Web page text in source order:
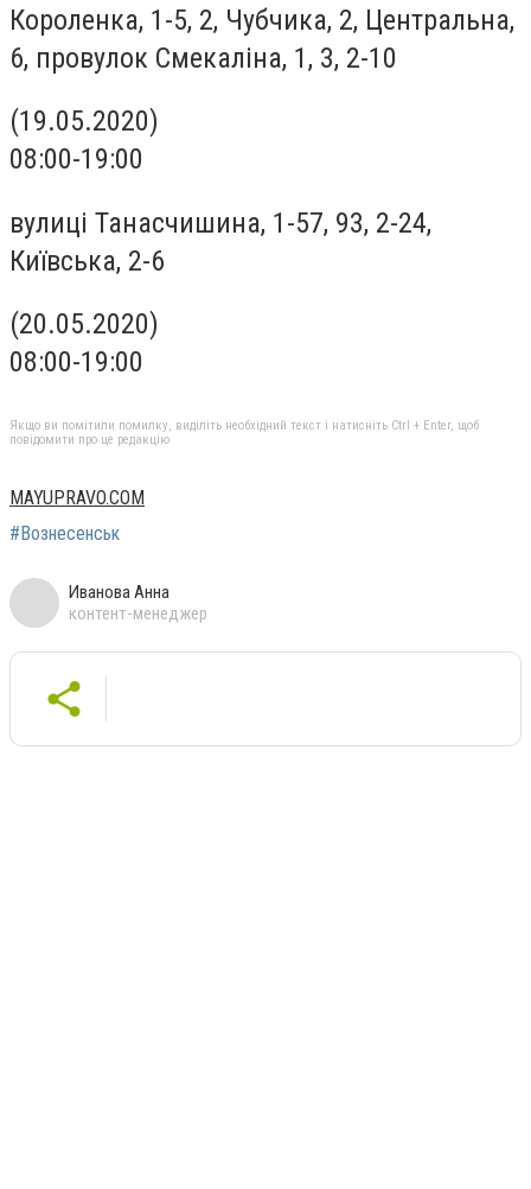
Короленка, 1-5, 2, Чубчика, 2, Центральна,
6, провулок Смекаліна, 1, 3, 2-10
(19.05.2020)
08:00-19:00
вулиці Танасчишина, 1-57, 93, 2-24,
Київська, 2-6
(20.05.2020)
08:00-19:00
Якщо ви помітили помилку, виділіть необхідний текст і натисніть Ctrl + Enter, щоб
повідомити про це редакцію
MAYUPRAVO.COM
#Вознесенськ
Иванова Анна
контент-менеджер